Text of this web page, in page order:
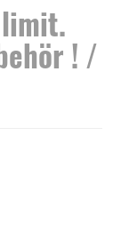
limit.
! /